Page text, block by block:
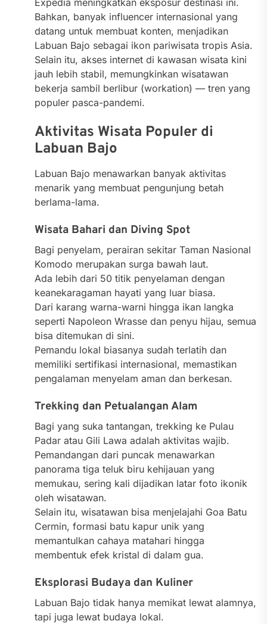
Expedia meningkatkan eksposur destinasi ini.
Bahkan, banyak influencer internasional yang
datang untuk membuat konten, menjadikan
Labuan Bajo sebagai ikon pariwisata tropis Asia.
Selain itu, akses internet di kawasan wisata kini
jauh lebih stabil, memungkinkan wisatawan
bekerja sambil berlibur (workation) — tren yang
populer pasca-pandemi.
Aktivitas Wisata Populer di
Labuan Bajo
Labuan Bajo menawarkan banyak aktivitas
menarik yang membuat pengunjung betah
berlama-lama.
Wisata Bahari dan Diving Spot
Bagi penyelam, perairan sekitar Taman Nasional
Komodo merupakan surga bawah laut.
Ada lebih dari 50 titik penyelaman dengan
keanekaragaman hayati yang luar biasa.
Dari karang warna-warni hingga ikan langka
seperti Napoleon Wrasse dan penyu hijau, semua
bisa ditemukan di sini.
Pemandu lokal biasanya sudah terlatih dan
memiliki sertifikasi internasional, memastikan
pengalaman menyelam aman dan berkesan.
Trekking dan Petualangan Alam
Bagi yang suka tantangan, trekking ke Pulau
Padar atau Gili Lawa adalah aktivitas wajib.
Pemandangan dari puncak menawarkan
panorama tiga teluk biru kehijauan yang
memukau, sering kali dijadikan latar foto ikonik
oleh wisatawan.
Selain itu, wisatawan bisa menjelajahi Goa Batu
Cermin, formasi batu kapur unik yang
memantulkan cahaya matahari hingga
membentuk efek kristal di dalam gua.
Eksplorasi Budaya dan Kuliner
Labuan Bajo tidak hanya memikat lewat alamnya,
tapi juga lewat budaya lokal.